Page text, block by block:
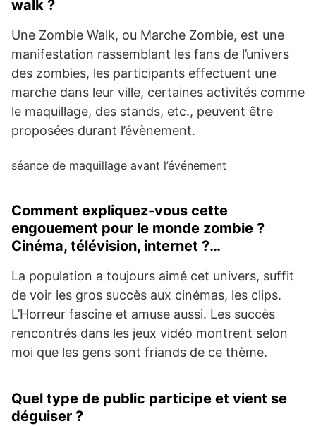
walk ?
Une Zombie Walk, ou Marche Zombie, est une
manifestation rassemblant les fans de l’univers
des zombies, les participants effectuent une
marche dans leur ville, certaines activités comme
le maquillage, des stands, etc., peuvent être
proposées durant l’évènement.
séance de maquillage avant l’événement
Comment expliquez-vous cette
engouement pour le monde zombie ?
Cinéma, télévision, internet ?…
La population a toujours aimé cet univers, suffit
de voir les gros succès aux cinémas, les clips.
L’Horreur fascine et amuse aussi. Les succès
rencontrés dans les jeux vidéo montrent selon
moi que les gens sont friands de ce thème.
Quel type de public participe et vient se
déguiser ?